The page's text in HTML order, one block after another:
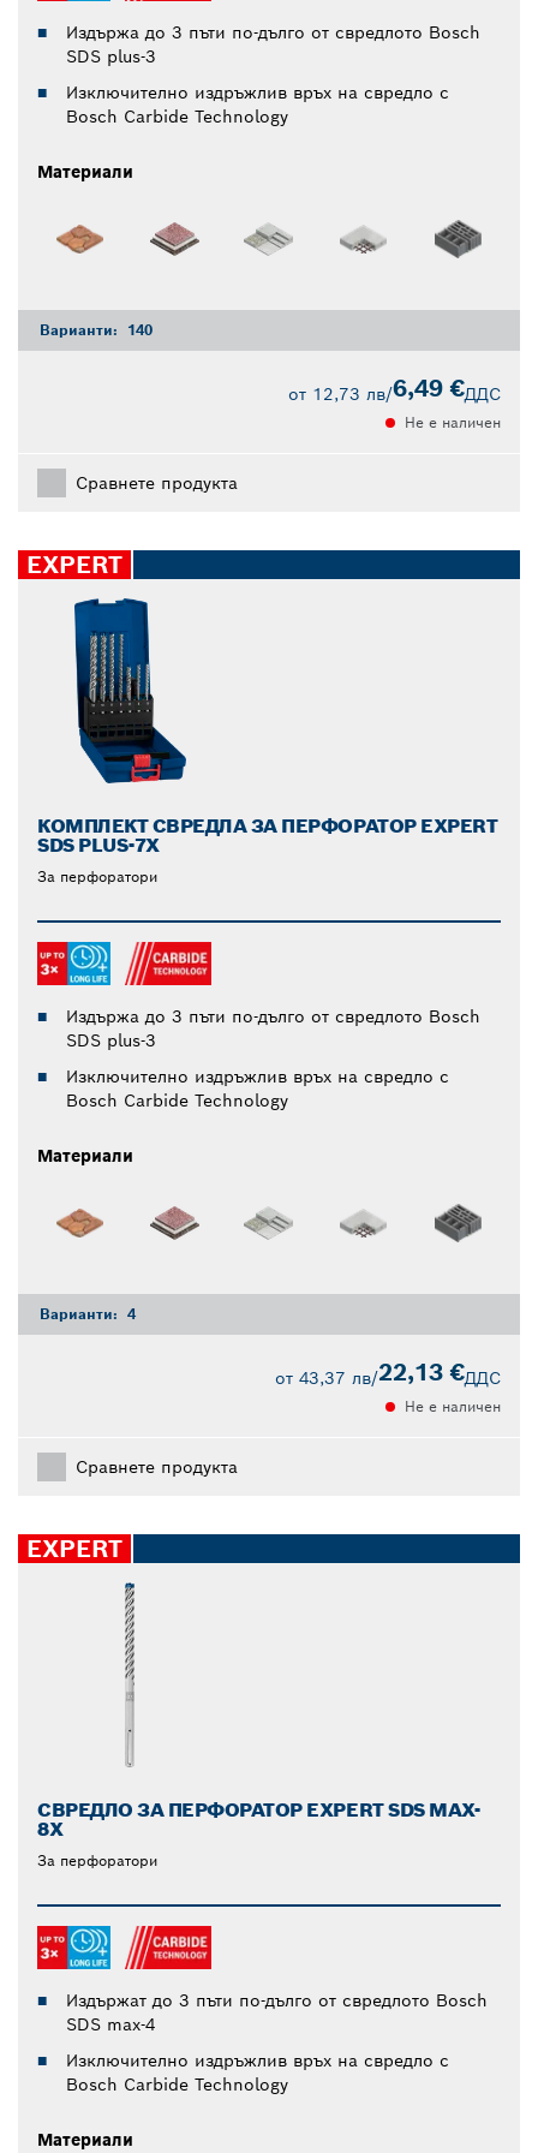
Издържа до 3 пъти по-дълго от свредлото Bosch
SDS plus-3
Изключително издръжлив връх на свредло с
Bosch Carbide Technology
Материали
Варианти: 140
от 12,73 лв/6,49 €ДДС
Не е наличен
Сравнете продукта
EXPERT
КОМПЛЕКТ СВРЕДЛА ЗА ПЕРФОРАТОР EXPERT
SDS PLUS-7X
За перфоратори
Издържа до 3 пъти по-дълго от свредлото Bosch
SDS plus-3
Изключително издръжлив връх на свредло с
Bosch Carbide Technology
Материали
Варианти: 4
от 43,37 лв/22,13 €ДДС
Не е наличен
Сравнете продукта
EXPERT
СВРЕДЛО ЗА ПЕРФОРАТОР EXPERT SDS MAX-
8X
За перфоратори
Издържат до 3 пъти по-дълго от свредлото Bosch
SDS max-4
Изключително издръжлив връх на свредло с
Bosch Carbide Technology
Материали